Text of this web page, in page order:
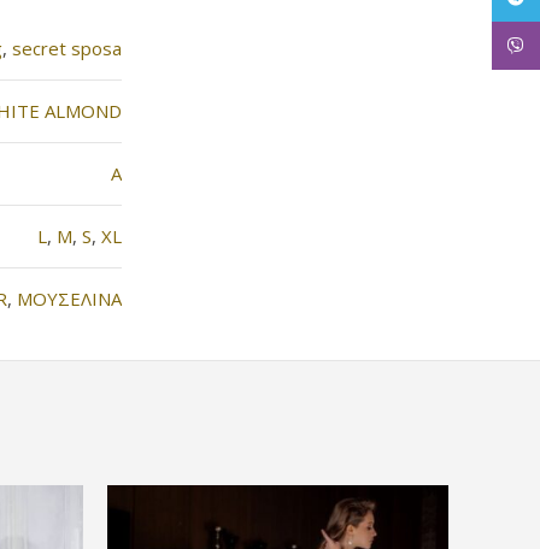
, secret sposa
ALMOND
Α
L, M, S, XL
, MOYΣΕΛΙΝΑ
Viber